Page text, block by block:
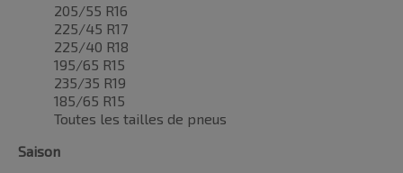
205/55 R16
225/45 R17
225/40 R18
195/65 R15
235/35 R19
185/65 R15
Toutes les tailles de pneus
Saison